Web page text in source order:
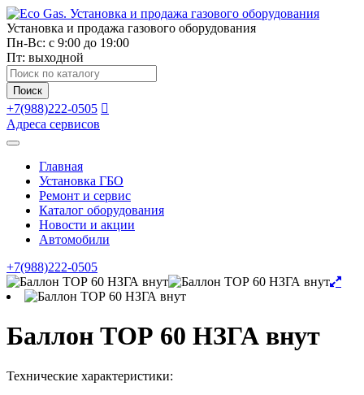
Установка и продажа газового оборудования
Пн-Вс: с 9:00 до 19:00
Пт: выходной
Поиск
товаров
Поиск
+7(988)222-0505
Адреса сервисов
Главная
Установка ГБО
Ремонт и сервис
Каталог оборудования
Новости и акции
Автомобили
+7(988)222-0505
Баллон ТОР 60 НЗГА внут
Технические характеристики: